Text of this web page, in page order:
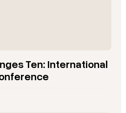
Ten: International